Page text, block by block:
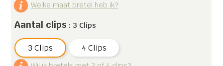
Welke maat bretel heb ik?
Aantal clips : 3 Clips
3 Clips 4 Clips